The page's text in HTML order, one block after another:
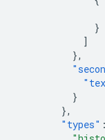
}
]
},
}
},
"types" :